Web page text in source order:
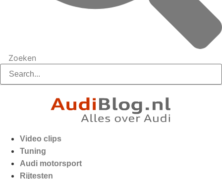
Zoeken
Video clips
Tuning
Audi motorsport
Rijtesten